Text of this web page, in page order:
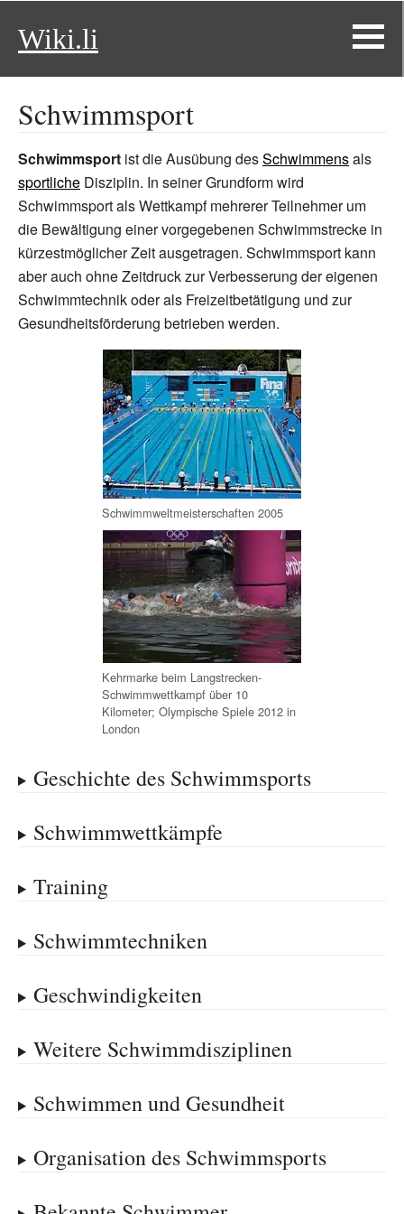
Wiki.li
Schwimmsport
Schwimmsport ist die Ausübung desSchwimmensals
sportliche Disziplin. In seiner Grundform wird
Schwimmsport als Wettkampf mehrerer Teilnehmer um
die Bewältigung einer vorgegebenen Schwimmstrecke in
kürzestmöglicher Zeit ausgetragen. Schwimmsport kann
aber auch ohne Zeitdruck zur Verbesserung der eigenen
Schwimmtechnik oder als Freizeitbetätigung und zur
Gesundheitsförderung betrieben werden.
Schwimmweltmeisterschaften 2005
Kehrmarke beim Langstrecken-
Schwimmwettkampf über 10
Kilometer; Olympische Spiele 2012 in
London
Geschichte des Schwimmsports
Schwimmwettkämpfe
Training
Schwimmtechniken
Geschwindigkeiten
Weitere Schwimmdisziplinen
Schwimmen und Gesundheit
Organisation des Schwimmsports